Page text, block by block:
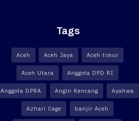
Tags
Aceh Aceh Jaya Aceh timur
Aceh Utara Anggota DPD RI
Anggota DPRA Angin Kencang Ayahwa
Azhari Cage banjir Aceh